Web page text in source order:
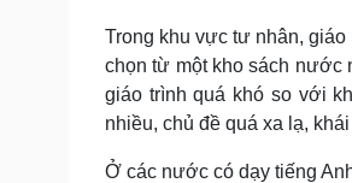
Trong khu vực tư nhân,
chọn từ một kho sách nước
giáo trình quá khó so với
nhiều, chủ đề quá xa lạ,
Ở các nước có dạy tiếng